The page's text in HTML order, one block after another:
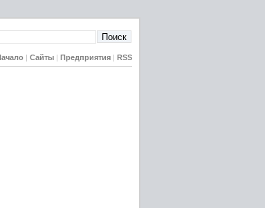
Сайты Предприятия RSS